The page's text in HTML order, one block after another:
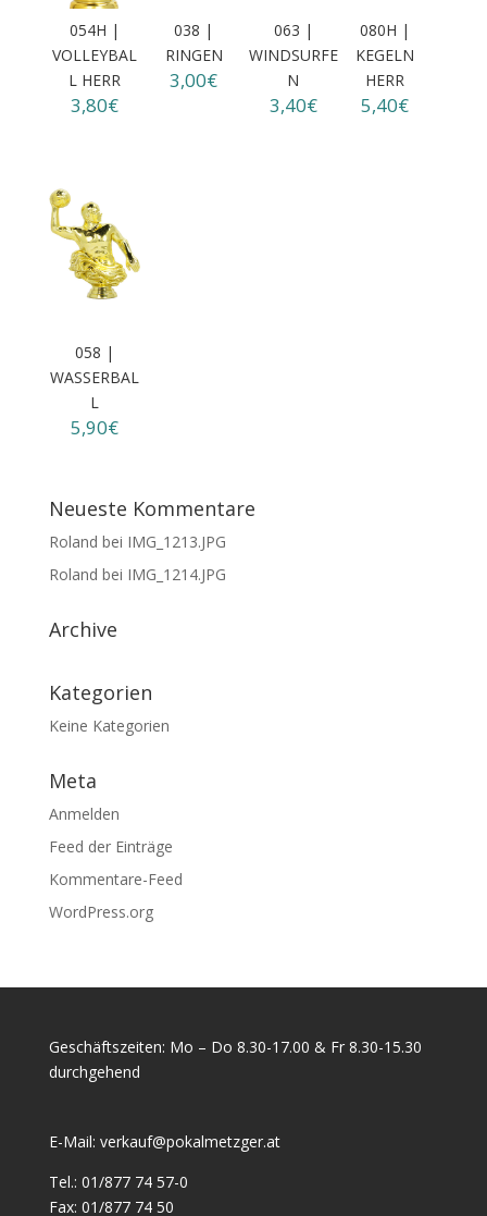
054H |
VOLLEYBAL
L HERR
3,80€
038 |
RINGEN
3,00€
063 |
WINDSURFE
N
3,40€
080H |
KEGELN
HERR
5,40€
058 |
WASSERBAL
L
5,90€
Neueste Kommentare
Roland bei IMG_1213.JPG
Roland bei IMG_1214.JPG
Archive
Kategorien
Keine Kategorien
Meta
Anmelden
Feed der Einträge
Kommentare-Feed
WordPress.org
Geschäftszeiten: Mo – Do 8.30-17.00 & Fr 8.30-15.30
durchgehend
E-Mail: verkauf@pokalmetzger.at
Tel.: 01/877 74 57-0
Fax: 01/877 74 50